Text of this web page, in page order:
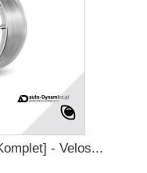
- Velos...